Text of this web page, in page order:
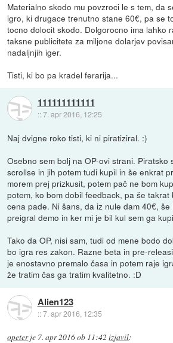
Materialno skodo mu povzroci le s tem, da
igro, ki drugace trenutno stane 60€, pa se
tocno dolocit skodo. Dolgorocno ima lahko
taksne publicitete za miljone dolarjev
nadaljnjih iger.
Tisti, ki bo pa kradel ferarija...
111111111111
::7. apr 2016, 12:25
Naj dvigne roko tisti, ki ni piratiziral. :)
Osebno sem bolj na OP-ovi strani. Piratsko
scrollse in jih potem tudi kupil in še enkrat
morem prej prizkusit, potem pač ne bom
potem, ko bom dobil feedback, pa še
cena pade. Ni šans, da iz nule dam 40€,
preigral demo in ker mi je bil kul sem ga
Tako da OP, nisi sam, tudi od mene bodo
bo igra res zakon. Razne beta in pre-
je enostavno premalo časa in potem raje
že tratim čas ga tratim kvalitetno. :D
Alien123
::7. apr 2016, 12:35
opeterje 7. apr 2016 ob 11:42 izjavil: